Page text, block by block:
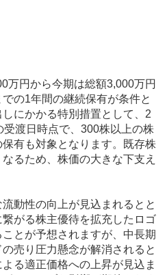
万円から今期は総額3,000万円
の1年間の継続保有が条件と
にかかる特別措置として、2
渡日時点で、300株以上の株
有も対象となります。既存株
るため、株価の大きな下支え
動性の向上が見込まれるとと
がる株主優待を拡充したロゴ
とが予想されますが、中長期
売り圧力懸念が解消されると
る適正価格への上昇が見込ま